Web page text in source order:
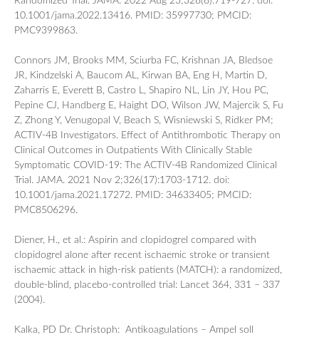
10.1001/jama.2022.13416. PMID: 35997730; PMCID:
PMC9399863.
Connors JM, Brooks MM, Sciurba FC, Krishnan JA, Bledsoe
JR, Kindzelski A, Baucom AL, Kirwan BA, Eng H, Martin D,
Zaharris E, Everett B, Castro L, Shapiro NL, Lin JY, Hou PC,
Pepine CJ, Handberg E, Haight DO, Wilson JW, Majercik S, Fu
Z, Zhong Y, Venugopal V, Beach S, Wisniewski S, Ridker PM;
ACTIV-4B Investigators. Effect of Antithrombotic Therapy on
Clinical Outcomes in Outpatients With Clinically Stable
Symptomatic COVID-19: The ACTIV-4B Randomized Clinical
Trial. JAMA. 2021 Nov 2;326(17):1703-1712. doi:
10.1001/jama.2021.17272. PMID: 34633405; PMCID:
PMC8506296.
Diener, H., et al.: Aspirin and clopidogrel compared with
clopidogrel alone after recent ischaemic stroke or transient
ischaemic attack in high-risk patients (MATCH): a randomized,
double-blind, placebo-controlled trial: Lancet 364, 331 – 337
(2004).
Kalka, PD Dr. Christoph: Antikoagulations – Ampel soll